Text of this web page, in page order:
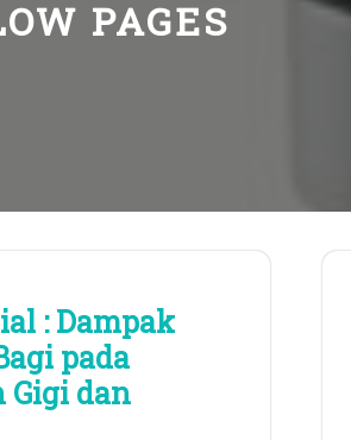
PAGES
: Dampak
pada
Gigi dan